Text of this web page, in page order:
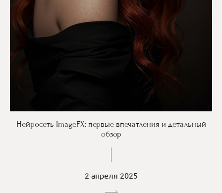
Нейросеть ImageFX: первые впечатления и детальный
обзор
2 апреля 2025